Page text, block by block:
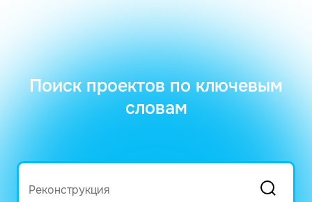
Поиск проектов по ключевым
словам